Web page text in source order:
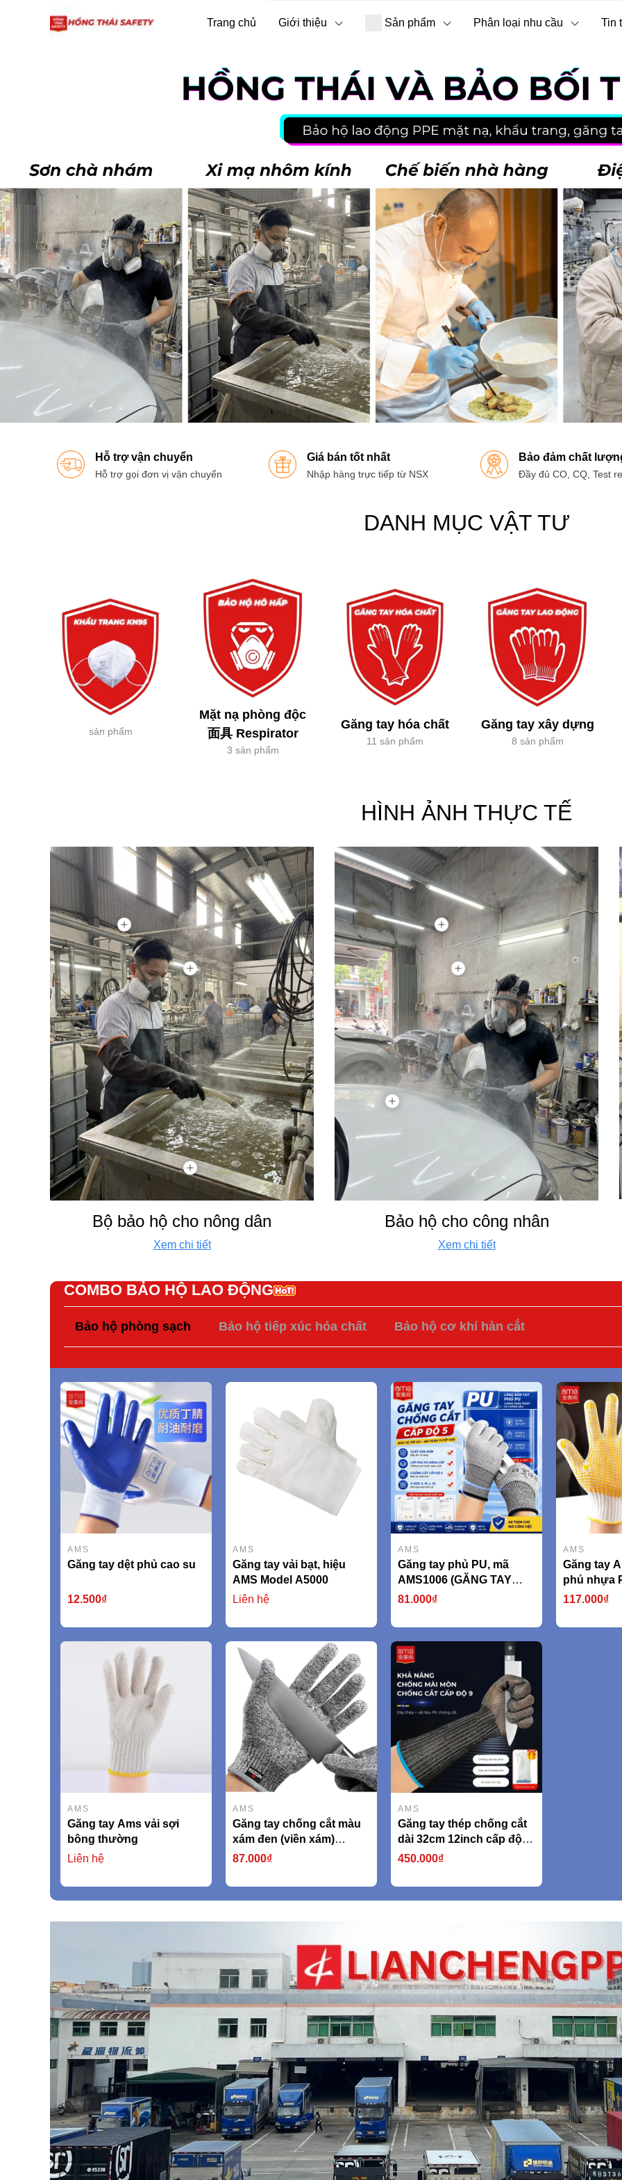
Trang chủ Giới thiệu Sản phẩm Phân loại nhu cầu Tin
Hỗ trợ vận chuyển
Hỗ trợ gọi đơn vị vận chuyển
Giá bán tốt nhất
Nhập hàng trực tiếp từ NSX
Bảo đảm chất
Đầy đủ CO, CQ, Test
DANH MỤC VẬT TƯ
sản phẩm
Mặt nạ phòng độc
面具 Respirator
3 sản phẩm
Găng tay hóa chất
11 sản phẩm
Găng tay xây dựng
8 sản phẩm
HÌNH ẢNH THỰC TẾ
Bộ bảo hộ cho nông dân
Xem chi tiết
Bảo hộ cho công nhân
Xem chi tiết
COMBO BẢO HỘ LAO ĐỘNG
Bảo hộ phòng sạch Bảo hộ tiếp xúc hóa chất Bảo hộ cơ khí hàn cắt
AMS
Găng tay dệt phủ cao su
12.500₫
AMS
Găng tay vải bạt, hiệu
AMS Model A5000
Liên hệ
AMS
Găng tay phủ PU, mã
AMS1006 (GĂNG TAY
CHỐNG CẮT CẤP ĐỘ 5
khi làm việc, lao động,
thao tác chuẩn xác
AMS1006)
81.000₫
AMS
Găng tay
phủ nhựa
kiểu hạt
117.000₫
AMS
Găng tay Ams vải sợi
bông thường
Liên hệ
AMS
Găng tay chống cắt màu
xám đen (viền xám)
AMSCR379 EN 388
87.000₫
AMS
Găng tay thép chống cắt
dài 32cm 12inch cấp độ 5
model AMS532F (AMS,
nylon trắng, 1 cái)
450.000₫